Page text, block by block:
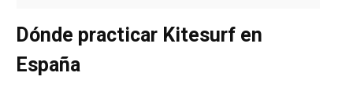
Dónde practicar Kitesurf en
España